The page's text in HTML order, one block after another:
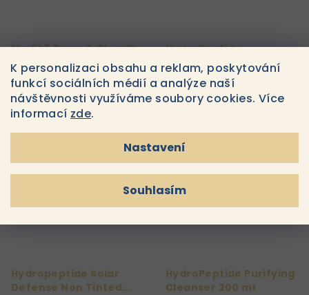
K personalizaci obsahu a reklam, poskytování
funkcí sociálních médií a analýze naší
návštěvnosti využíváme soubory cookies. Více
informací zde.
Nastavení
Souhlasím
Medik8 Press & Clear™
150 ml REFILL
890 Kč
Skladem
Do
košíku
HydroPeptide
Clarifying Toner Čistící
a zesvětlující toner v
polštářcích 60 ks
1 400 Kč
Skladem
Do
košíku
Hydropeptide Solar
Defense Non Tinted
HydroPeptide Purifying
Cleanser 200 ml